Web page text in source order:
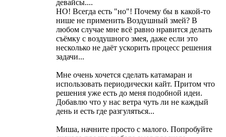
девайсы....
НО! Всегда есть "но"! Почему бы в какой-то
нише не применить Воздушный змей? В
любом случае мне всё равно нравится делать
съёмку с воздушного змея, даже если это
несколько не даёт ускорить процесс решения
задачи...
Мне очень хочется сделать катамаран и
использовать периодически кайт. Притом что
решения уже есть до меня подобной идеи.
Добавлю что у нас ветра чуть ли не каждый
день и есть где разгуляться...
Миша, начните просто с малого. Попробуйте